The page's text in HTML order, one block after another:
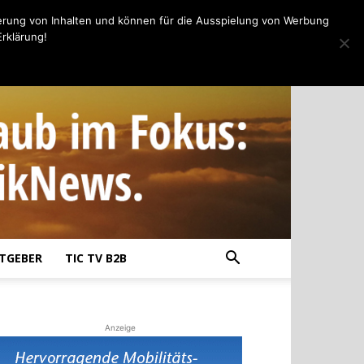
TIC TV B2B
Anzeige
von Inhalten und können für die Ausspielung von Werbung